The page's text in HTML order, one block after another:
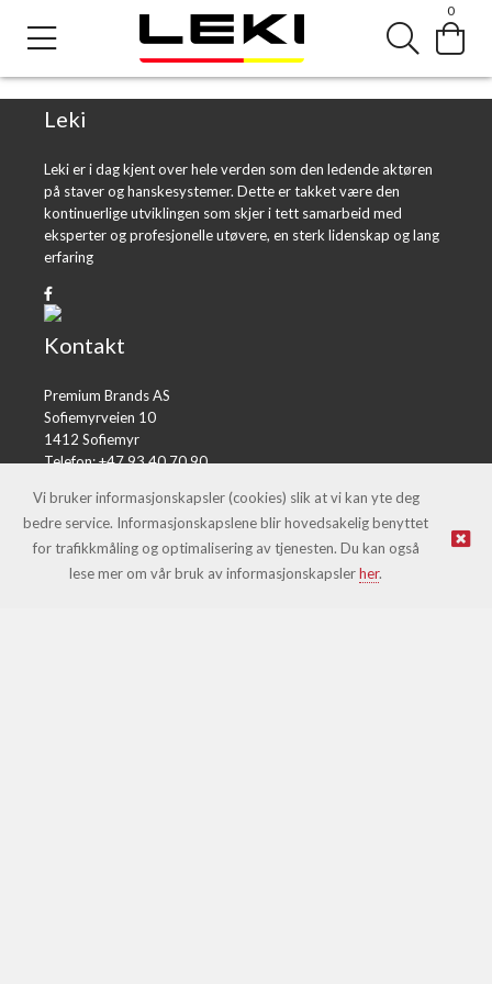
0
Error loading product page.
Object reference not set to an instance of an object.
Leki
Leki er i dag kjent over hele verden som den ledende aktøren
på staver og hanskesystemer. Dette er takket være den
kontinuerlige utviklingen som skjer i tett samarbeid med
eksperter og profesjonelle utøvere, en sterk lidenskap og lang
erfaring
Kontakt
Premium Brands AS
Sofiemyrveien 10
1412 Sofiemyr
Telefon: +47 93 40 70 90
© Leki |Nettbutikk levert av Kréatif
Vi bruker informasjonskapsler (cookies) slik at vi kan yte deg
bedre service. Informasjonskapslene blir hovedsakelig benyttet
for trafikkmåling og optimalisering av tjenesten. Du kan også
lese mer om vår bruk av informasjonskapslerher.